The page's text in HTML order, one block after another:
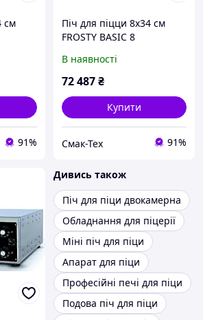
см
91%
Піч для піцци 8х34 см
FROSTY BASIC 8
В наявності
72 487₴
Купити
Смак-Тех 91%
Дивись також
Піч для піци двокамерна
Обладнання для піцерії
Міні піч для піци
Апарат для піци
Професійні печі для піци
Подова піч для піци